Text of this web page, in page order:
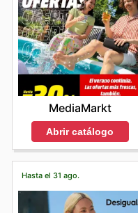
MediaMarkt
Abrir catálogo
Hasta el 31 ago.